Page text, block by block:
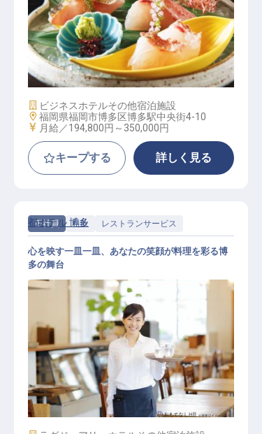
和食調理
施設業態
ビジネスホテルその他宿泊施設
勤務地
福岡県福岡市博多区博多駅中央街4-10
給与
月給／194,800円～ 350,000円
キープする 詳しく見る
正社員 料飲 レストランサービス
レストランサービス
都ホテル 博多
心を映す一皿一皿、あなたの笑顔が料理を彩る博
多の舞台